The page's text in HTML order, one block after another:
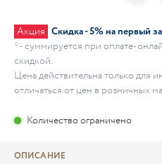
Акция Скидка - 5% на первый
* - суммируется при оплате-
скидкой.
Цена действительна только для
отличаться от цен в розничных
Количество ограничено
ОПИСАНИЕ